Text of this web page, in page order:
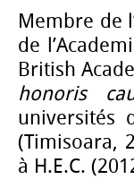
Membre de
de
British
honoris
universités
(Timisoara,
à H.E.C.